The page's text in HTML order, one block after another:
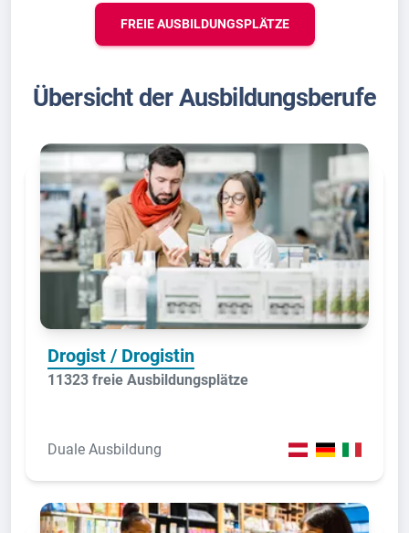
FREIE AUSBILDUNGSPLÄTZE
Übersicht der Ausbildungsberufe
Drogist / Drogistin
11323 freie Ausbildungsplätze
Duale Ausbildung